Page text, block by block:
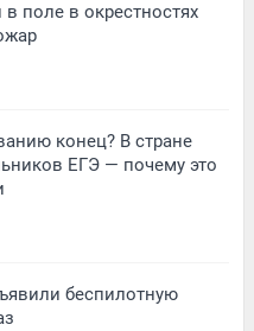
поле в окрестностях
конец? В стране
ЕГЭ — почему это
беспилотную